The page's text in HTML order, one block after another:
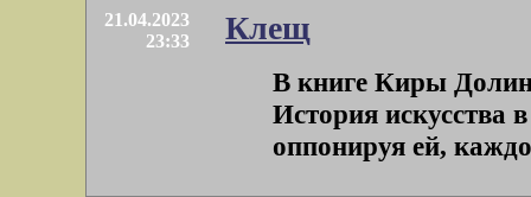
21.04.2023
23:33
Клещ
В книге Киры
История искусства
оппонируя ей,